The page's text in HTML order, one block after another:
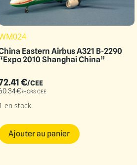
Eastern Airbus A321 B-2290
2010 Shanghai China”
€/CEE
€/HORS CEE
en stock
Ajouter au panier